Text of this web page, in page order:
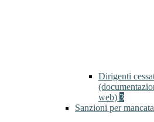
Dirigenti
web) 3
Sanzioni per